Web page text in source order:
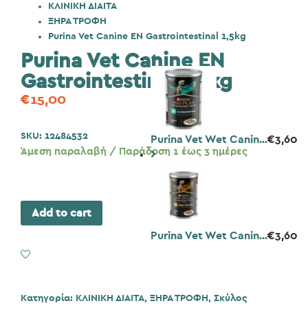
ΚΛΙΝΙΚΗ ΔΙΑΙΤΑ
ΞΗΡΑ ΤΡΟΦΗ
Purina Vet Canine EN Gastrointestinal 1,5kg
Purina Vet Wet Canin...€3,60
Purina Vet Wet Canin...€3,60
Purina Vet Canine EN
Gastrointestinal 1,5kg
€15,00
SKU: 12484532
Άμεση παραλαβή / Παράδοση 1 έως 3 ημέρες
Add to cart
Κατηγορία: ΚΛΙΝΙΚΗ ΔΙΑΙΤΑ, ΞΗΡΑ ΤΡΟΦΗ, Σκύλος